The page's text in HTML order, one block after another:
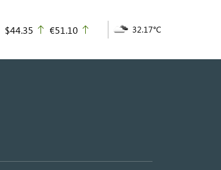
$44.35 up
€51.10 32.17°C